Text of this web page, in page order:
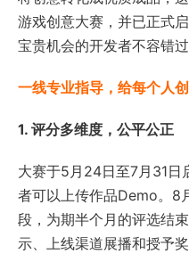
游戏创意大赛，并已正式
宝贵机会的开发者不容错过
一线专业指导，给每个人
1. 评分多维度，公平公正
大赛于5月24日至7月31日
者可以上传作品Demo。8
段，为期半个月的评选结
示、上线渠道展播和授予